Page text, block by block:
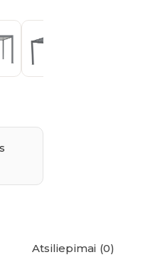
Atsiliepimai (0)